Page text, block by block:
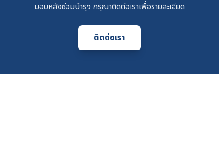
มอบหลังซ่อมบำรุง กรุณาติดต่อเราเพื่อรายละเอียด
ติดต่อเรา